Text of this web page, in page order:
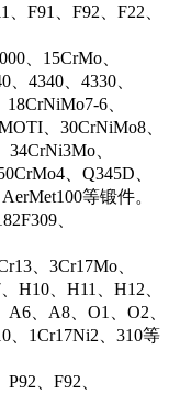
F91、F92、F22、
、15CrMo、
4340、4330、
6、
、30CrNiMo8、
、
、Q345D、
等锻件。
、
、3Cr17Mo、
H10、H11、H12、
、A8、O1、O2、
、1Cr17Ni2、310等
、F92、